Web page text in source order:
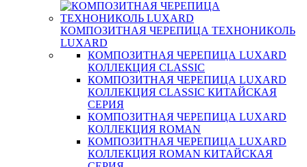
КОМПОЗИТНАЯ ЧЕРЕПИЦА ТЕХНОНИКОЛЬ
LUXARD
КОМПОЗИТНАЯ ЧЕРЕПИЦА LUXARD
КОЛЛЕКЦИЯ CLASSIC
КОМПОЗИТНАЯ ЧЕРЕПИЦА LUXARD
КОЛЛЕКЦИЯ CLASSIC КИТАЙСКАЯ
СЕРИЯ
КОМПОЗИТНАЯ ЧЕРЕПИЦА LUXARD
КОЛЛЕКЦИЯ ROMAN
КОМПОЗИТНАЯ ЧЕРЕПИЦА LUXARD
КОЛЛЕКЦИЯ ROMAN КИТАЙСКАЯ